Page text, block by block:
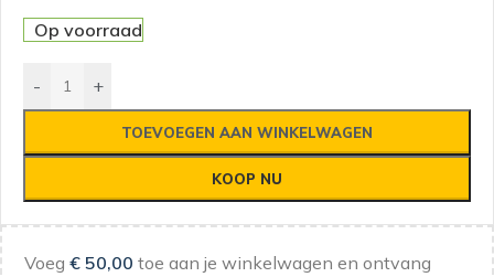
Op voorraad
- +
TOEVOEGEN AAN WINKELWAGEN
KOOP NU
Voeg € 50,00 toe aan je winkelwagen en ontvang